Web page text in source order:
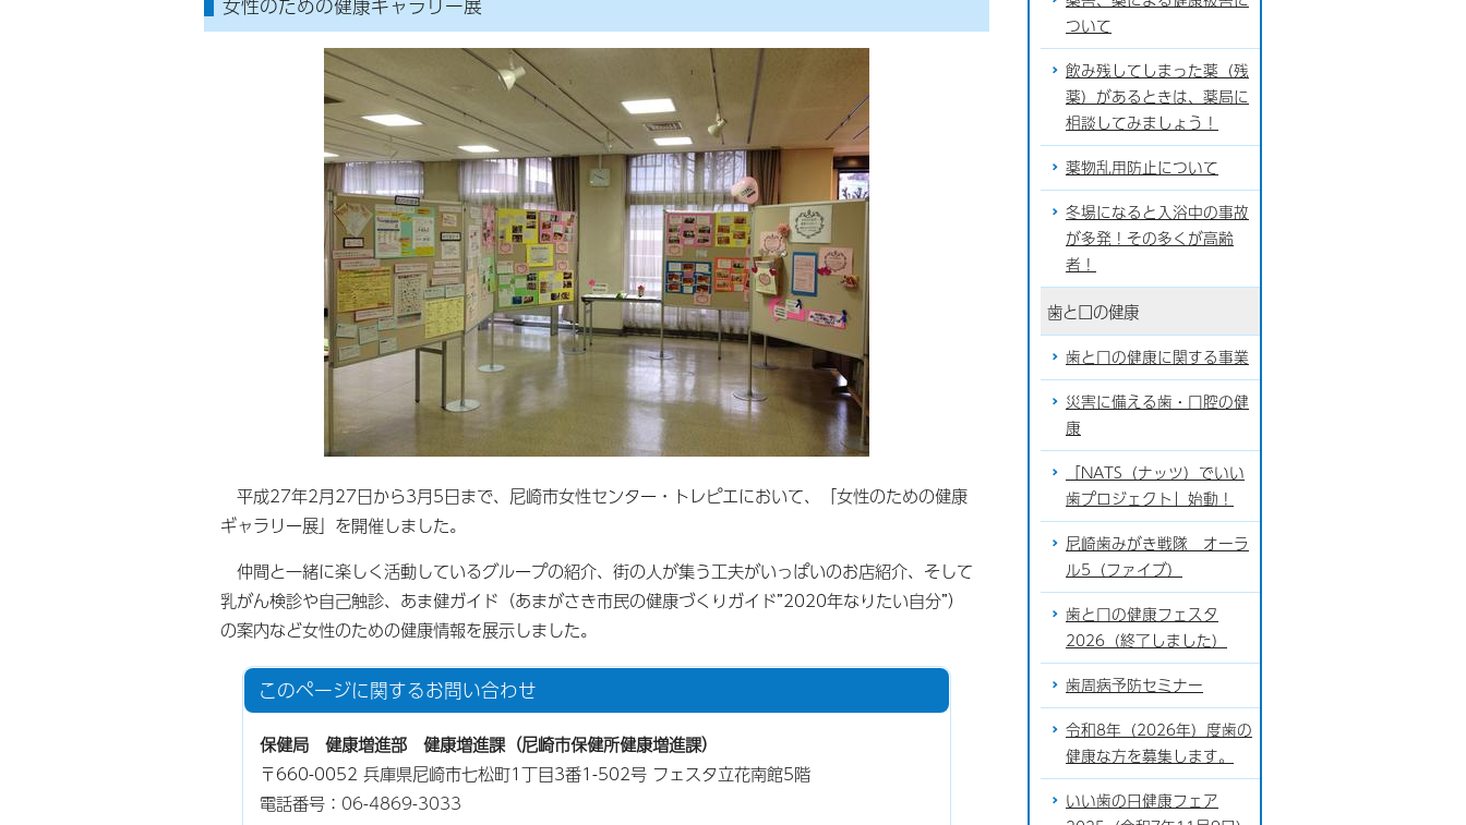
平成27年2月27日から3月5日まで、尼崎市女性センター・トレピエにおいて、「女性のための健康
ギャラリー展」を開催しました。
仲間と一緒に楽しく活動しているグループの紹介、街の人が集う工夫がいっぱいのお店紹介、そして
乳がん検診や自己触診、あま健ガイド（あまがさき市民の健康づくりガイド”2020年なりたい自分”）
の案内など女性のための健康情報を展示しました。
このページに関するお問い合わせ
保健局 健康増進部 健康増進課（尼崎市保健所健康増進課）
〒660-0052 兵庫県尼崎市七松町1丁目3番1-502号 フェスタ立花南館5階
電話番号： 06-4869-3033
ついて
飲み残してしまった薬（残
薬）があるときは、薬局に
相談してみましょう！
薬物乱用防止について
冬場になると入浴中の事故
が多発！その多くが高齢
者！
歯と口の健康
歯と口の健康に関する事業
災害に備える歯・口腔の健
康
「NATS（ナッツ）でいい
歯プロジェクト」始動！
尼崎歯みがき戦隊 オーラ
ル5（ファイブ）
歯と口の健康フェスタ
2026（終了しました）
歯周病予防セミナー
令和8年（2026年）度歯の
健康な方を募集します。
いい歯の日健康フェア